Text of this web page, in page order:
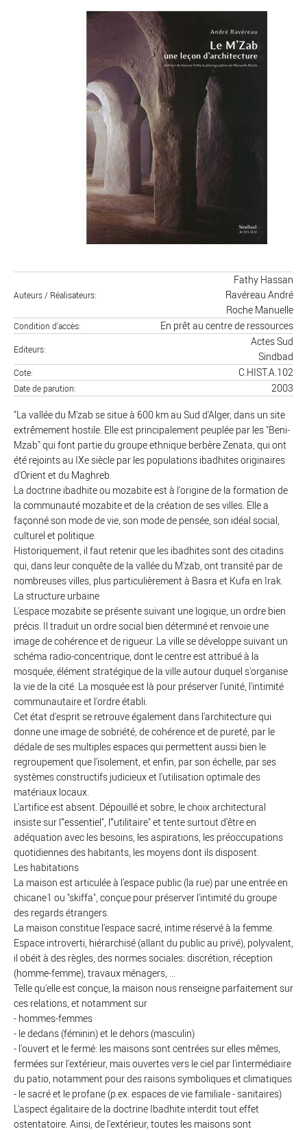
Auteurs / Réalisateurs
Fathy Hassan
Ravéreau André
Roche Manuelle
Condition d'accès En prêt au centre de ressources
Editeurs
Actes Sud
Sindbad
Cote C.HIST.A.102
Date de parution 2003
"La vallée du M'zab se situe à 600 km au Sud d'Alger, dans un site
extrêmement hostile. Elle est principalement peuplée par les "Beni-
Mzab" qui font partie du groupe ethnique berbère Zenata, qui ont
été rejoints au IXe siècle par les populations ibadhites originaires
d'Orient et du Maghreb.
La doctrine ibadhite ou mozabite est à l'origine de la formation de
la communauté mozabite et de la création de ses villes. Elle a
façonné son mode de vie, son mode de pensée, son idéal social,
culturel et politique.
Historiquement, il faut retenir que les ibadhites sont des citadins
qui, dans leur conquête de la vallée du M'zab, ont transité par de
nombreuses villes, plus particulièrement à Basra et Kufa en Irak.
La structure urbaine
L'espace mozabite se présente suivant une logique, un ordre bien
précis. Il traduit un ordre social bien déterminé et renvoie une
image de cohérence et de rigueur. La ville se développe suivant un
schéma radio-concentrique, dont le centre est attribué à la
mosquée, élément stratégique de la ville autour duquel s'organise
la vie de la cité. La mosquée est là pour préserver l'unité, l'intimité
communautaire et l'ordre établi.
Cet état d'esprit se retrouve également dans l'architecture qui
donne une image de sobriété, de cohérence et de pureté, par le
dédale de ses multiples espaces qui permettent aussi bien le
regroupement que l'isolement, et enfin, par son échelle, par ses
systèmes constructifs judicieux et l'utilisation optimale des
matériaux locaux.
L'artifice est absent. Dépouillé et sobre, le choix architectural
insiste sur l'"essentiel", l'"utilitaire" et tente surtout d'être en
adéquation avec les besoins, les aspirations, les préoccupations
quotidiennes des habitants, les moyens dont ils disposent.
Les habitations
La maison est articulée à l'espace public (la rue) par une entrée en
chicane1 ou "skiffa", conçue pour préserver l'intimité du groupe
des regards étrangers.
La maison constitue l'espace sacré, intime réservé à la femme.
Espace introverti, hiérarchisé (allant du public au privé), polyvalent,
il obéit à des règles, des normes sociales: discrétion, réception
(homme-femme), travaux ménagers, ...
Telle qu'elle est conçue, la maison nous renseigne parfaitement sur
ces relations, et notamment sur
- hommes-femmes
- le dedans (féminin) et le dehors (masculin)
- l'ouvert et le fermé: les maisons sont centrées sur elles mêmes,
fermées sur l'extérieur, mais ouvertes vers le ciel par l'intermédiaire
du patio, notamment pour des raisons symboliques et climatiques
- le sacré et le profane (p.ex. espaces de vie familiale - sanitaires)
L'aspect égalitaire de la doctrine Ibadhite interdit tout effet
ostentatoire. Ainsi, de l'extérieur, toutes les maisons sont